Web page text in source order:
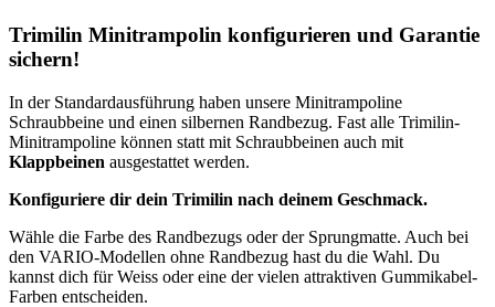
Trimilin Minitrampolin konfigurieren und Garantie
sichern!
In der Standardausführung haben unsere Minitrampoline
Schraubbeine und einen silbernen Randbezug. Fast alle Trimilin-
Minitrampoline können statt mit Schraubbeinen auch mit
Klappbeinen ausgestattet werden.
Konfiguriere dir dein Trimilin nach deinem Geschmack.
Wähle die Farbe des Randbezugs oder der Sprungmatte. Auch bei
den VARIO-Modellen ohne Randbezug hast du die Wahl. Du
kannst dich für Weiss oder eine der vielen attraktiven Gummikabel-
Farben entscheiden.